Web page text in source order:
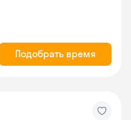
Подобрать время